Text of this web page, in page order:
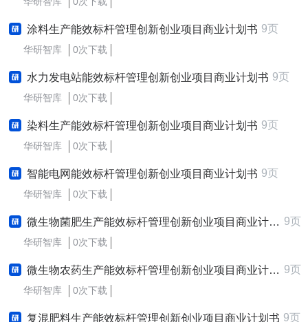
涂料生产能效标杆管理创新创业项目商业计划书 9页
华研智库 0次下载
水力发电站能效标杆管理创新创业项目商业计划书 9页
华研智库 0次下载
染料生产能效标杆管理创新创业项目商业计划书 9页
华研智库 0次下载
智能电网能效标杆管理创新创业项目商业计划书 9页
华研智库 0次下载
微生物菌肥生产能效标杆管理创新创业项目商业计划书 9页
华研智库 0次下载
微生物农药生产能效标杆管理创新创业项目商业计划书 9页
华研智库 0次下载
复混肥料生产能效标杆管理创新创业项目商业计划书 9页